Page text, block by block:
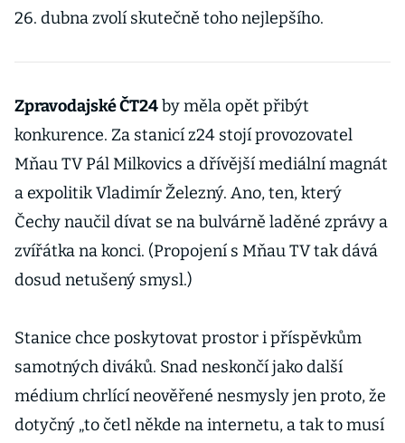
26. dubna zvolí skutečně toho nejlepšího.
Zpravodajské ČT24by měla opět přibýt
konkurence. Za stanicí z24 stojí provozovatel
Mňau TV Pál Milkovics a dřívější mediální magnát
a expolitik Vladimír Železný. Ano, ten, který
Čechy naučil dívat se na bulvárně laděné zprávy a
zvířátka na konci. (Propojení s Mňau TV tak dává
dosud netušený smysl.)
Stanice chce poskytovat prostor i příspěvkům
samotných diváků. Snad neskončí jako další
médium chrlící neověřené nesmysly jen proto, že
dotyčný „to četl někde na internetu, a tak to musí